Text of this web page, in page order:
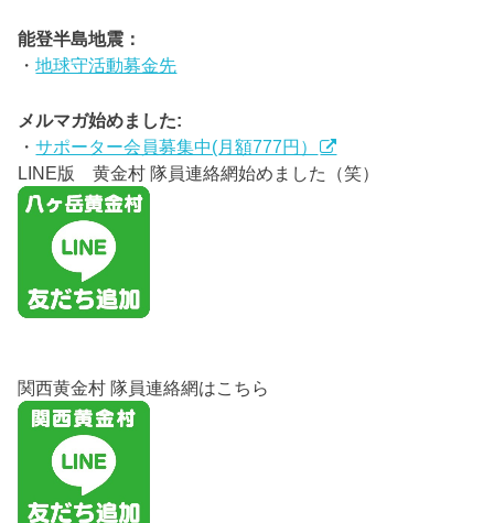
能登半島地震：
・地球守活動募金先
メルマガ始めました:
・サポーター会員募集中(月額777円）
LINE版 黄金村 隊員連絡網始めました（笑）
関西黄金村 隊員連絡網はこちら